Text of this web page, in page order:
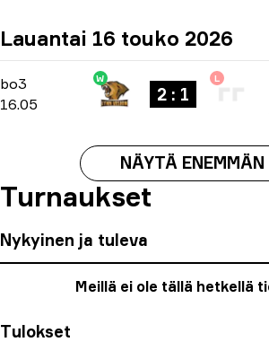
Lauantai 16 touko 2026
bo3 -bo3
16.05
W
2 : 1
L
NÄYTÄ ENEMMÄN
Turnaukset
Nykyinen ja tuleva
Meillä ei ole tällä hetkellä
Tulokset